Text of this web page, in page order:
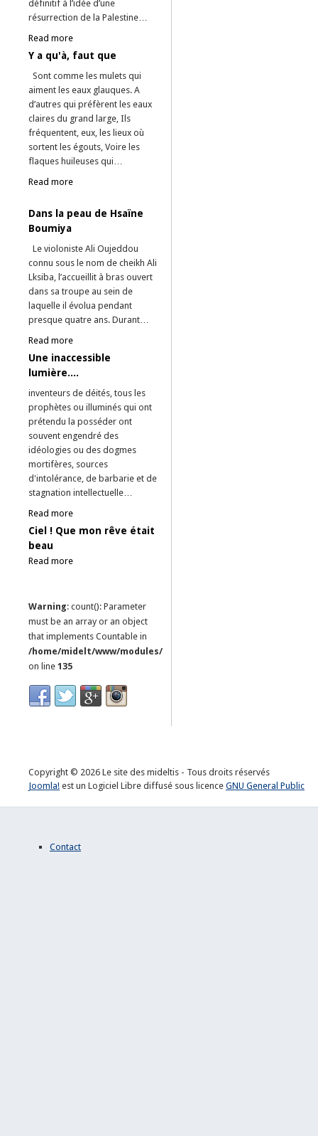
définitif à l’idée d’une
résurrection de la Palestine…
Read more
Y a qu'à, faut que
Sont comme les mulets qui
aiment les eaux glauques. A
d’autres qui préfèrent les eaux
claires du grand large, Ils
fréquentent, eux, les lieux où
sortent les égouts, Voire les
flaques huileuses qui…
Read more
Dans la peau de Hsaïne
Boumiya
Le violoniste Ali Oujeddou
connu sous le nom de cheikh Ali
Lksiba, l’accueillit à bras ouvert
dans sa troupe au sein de
laquelle il évolua pendant
presque quatre ans. Durant…
Read more
Une inaccessible
lumière....
inventeurs de déités, tous les
prophètes ou illuminés qui ont
prétendu la posséder ont
souvent engendré des
idéologies ou des dogmes
mortifères, sources
d'intolérance, de barbarie et de
stagnation intellectuelle…
Read more
Ciel ! Que mon rêve était
beau
Read more
Warning: count(): Parameter
must be an array or an object
that implements Countable in
/home/midelt/www/modules/mod_news_pro_gk5/tmpl/
on line 135
Copyright © 2026 Le site des mideltis - Tous droits réservés
Joomla! est un Logiciel Libre diffusé sous licence GNU General Public
Contact